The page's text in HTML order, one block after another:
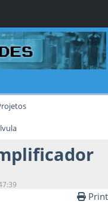
Print